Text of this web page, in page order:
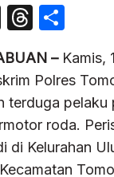
X
T
e
a
d
s
ar
e
–Kamis,
Polres
terduga pelaku
roda.
di Kelurahan